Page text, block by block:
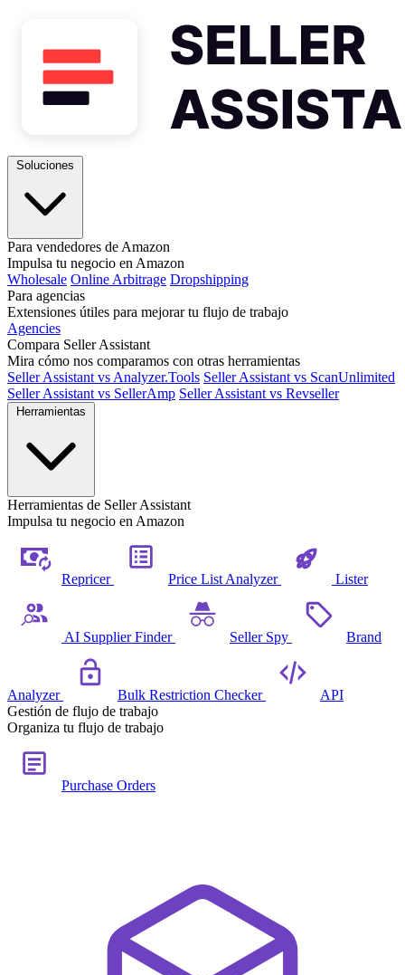
Para vendedores de Amazon
Impulsa tu negocio en Amazon
Wholesale Online Arbitrage Dropshipping
Para agencias
Extensiones útiles para mejorar tu flujo de trabajo
Agencies
Compara Seller Assistant
Mira cómo nos comparamos con otras herramientas
Seller Assistant vs Analyzer.Tools Seller Assistant vs ScanUnlimited
Seller Assistant vs SellerAmp Seller Assistant vs Revseller
Herramientas de Seller Assistant
Impulsa tu negocio en Amazon
Repricer Price List Analyzer Lister
AI Supplier Finder Seller Spy Brand
Analyzer Bulk Restriction Checker
API
Gestión de flujo de trabajo
Organiza tu flujo de trabajo
Purchase Orders